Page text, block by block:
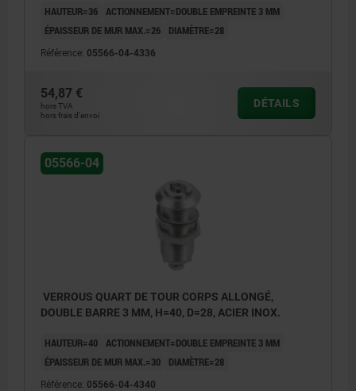
HAUTEUR=36 ACTIONNEMENT=DOUBLE EMPREINTE 3 MM
ÉPAISSEUR DE MUR MAX.=26
DIAMÈTRE=28
Référence: 05566-04-4336
54,87 €
hors TVA
hors frais d’envoi
DÉTAILS
05566-04
VERROUS QUART DE TOUR CORPS ALLONGÉ,
DOUBLE BARRE 3 MM, H=40, D=28, ACIER INOX.
HAUTEUR=40
ACTIONNEMENT=DOUBLE EMPREINTE 3 MM
ÉPAISSEUR DE MUR MAX.=30
DIAMÈTRE=28
Référence: 05566-04-4340